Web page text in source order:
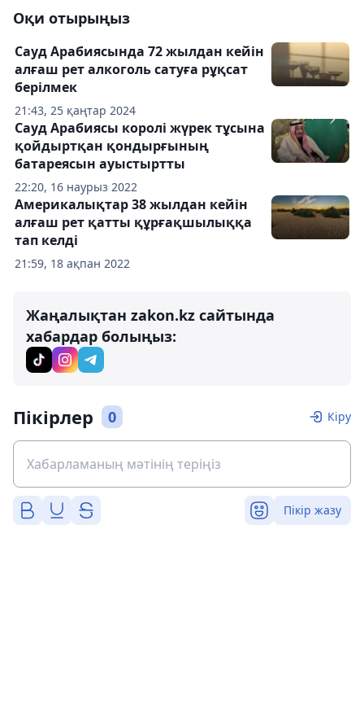
Оқи отырыңыз
21:43, 25 қаңтар 2024
Сауд Арабиясында 72 жылдан кейін
алғаш рет алкоголь сатуға рұқсат
берілмек
22:20, 16 наурыз 2022
Сауд Арабиясы королі жүрек тұсына
қойдыртқан қондырғының
батареясын ауыстыртты
21:59, 18 ақпан 2022
Америкалықтар 38 жылдан кейін
алғаш рет қатты құрғақшылыққа
тап келді
Жаңалықтан zakon.kz сайтында
хабардар болыңыз:
Пікірлер 0 Кіру
Пікір жазу